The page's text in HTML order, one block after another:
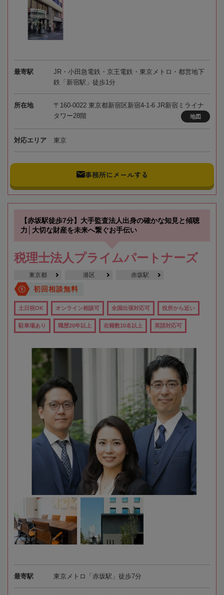
最寄駅
JR・小田急電鉄・京王電鉄・東京メトロ・都営地下
鉄「新宿駅」徒歩1分
所在地
〒160-0022 東京都新宿区新宿4-1-6 JR新宿ミライナ
タワー28階
地図
対応エリア 東京
事務所にメールする
【赤坂駅徒歩7分】大手監査法人出身の確かな知見と傾聴
力│大切な財産を未来へ繋ぐお手伝い
税理士法人プライムパートナーズ
東京都 港区 赤坂駅
初回相談無料
土日祝OK オンライン相談可 全国出張対応可 役所から近い
駐車場あり 職歴20年以上 在籍数10名以上 英語対応可
最寄駅 東京メトロ「赤坂駅」徒歩7分